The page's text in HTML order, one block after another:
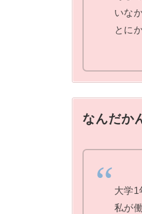
いな
とに
なんだか
大学1
私が